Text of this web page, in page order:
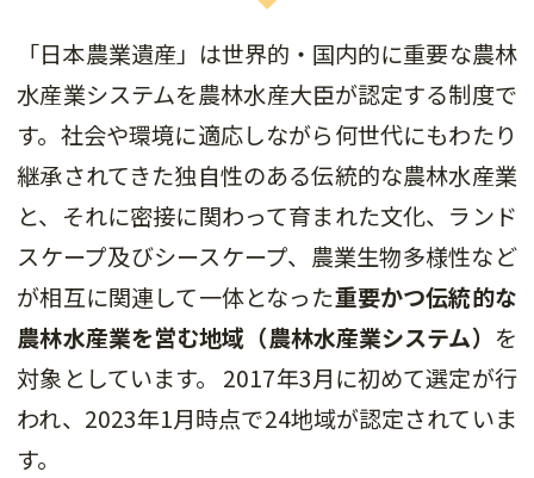
「日本農業遺産」は世界的・国内的に重要な農林
水産業システムを農林水産大臣が認定する制度で
す。社会や環境に適応しながら何世代にもわたり
継承されてきた独自性のある伝統的な農林水産業
と、それに密接に関わって育まれた文化、ランド
スケープ及びシースケープ、農業生物多様性など
が相互に関連して一体となった重要かつ伝統的な
農林水産業を営む地域（農林水産業システム） を
対象としています。 2017年3月に初めて選定が行
われ、2023年1月時点で24地域が認定されていま
す。